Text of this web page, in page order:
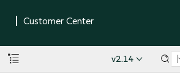
v2.14